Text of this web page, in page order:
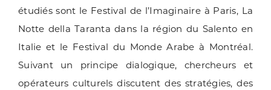
étudiés sont le Festival de l’Imaginaire à Paris, La
Notte della Taranta dans la région du Salento en
Italie et le Festival du Monde Arabe à Montréal.
Suivant un principe dialogique, chercheurs et
opérateurs culturels discutent des stratégies, des